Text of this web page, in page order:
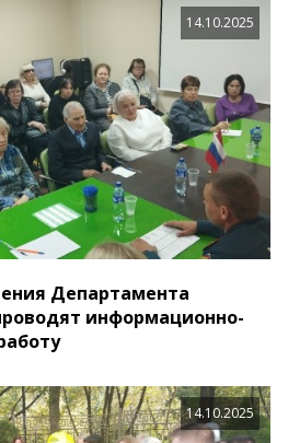
14.10.2025
Департамента
информационно-
14.10.2025